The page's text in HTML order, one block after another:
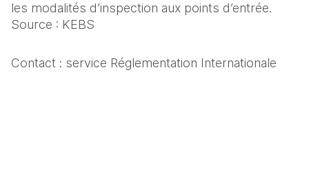
les modalités d’inspection aux points d’entrée.
Source : KEBS
Contact : service Réglementation Internationale